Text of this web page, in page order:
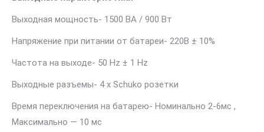
Выходная мощность- 1500 ВА / 900 Вт
Напряжение при питании от батареи- 220В ± 10%
Частота на выходе- 50 Hz ± 1 Hz
Выходные разъемы- 4 x Schuko розетки
Время переключения на батарею- Номинально 2-6мс ,
Максимально — 10 мс